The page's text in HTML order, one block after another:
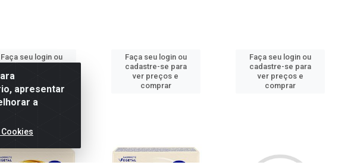
Faça seu login ou
ver preços e
comprar
Faça seu login ou
cadastre-se para
ver preços e
comprar
Faça seu login ou
cadastre-se para
ver preços e
comprar
apresentar
a